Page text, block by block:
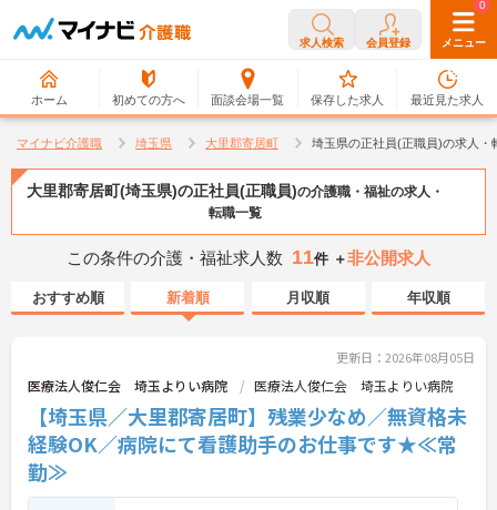
求人検索 会員登録 メニュー
ホーム 初めての方へ 面談会場一覧
0
保存した求人
0
最近見た求人
マイナビ介護職 埼玉県 大里郡寄居町 埼玉県の正社員(正職員)の求人・
大里郡寄居町(埼玉県)の正社員(正職員)の介護職・福祉の求人・
転職一覧
この条件の介護・福祉求人数 11件 ＋非公開求人
おすすめ順 新着順 月収順 年収順
更新日：2026年08月05日
医療法人俊仁会 埼玉よりい病院 医療法人俊仁会 埼玉よりい病院
【埼玉県／大里郡寄居町】残業少なめ／無資格未
経験OK／病院にて看護助手のお仕事です★≪常
勤≫